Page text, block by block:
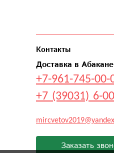
Контакты
Доставка в Абакане
+7-961-745-00-
+7 (39031) 6-
Заказать